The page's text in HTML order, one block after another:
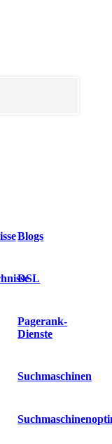
Blogs
DSL
Pagerank-
Dienste
Suchmaschinen